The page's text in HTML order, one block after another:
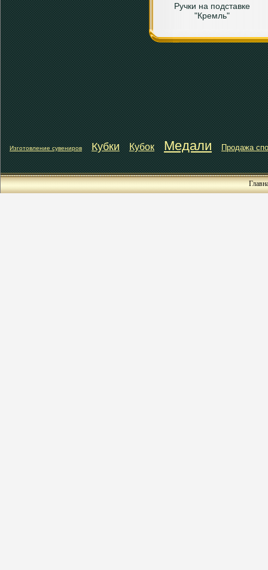
Ручки на подставке
"Кремль"
Изготовление сувениров Кубки Кубок Медали Продажа